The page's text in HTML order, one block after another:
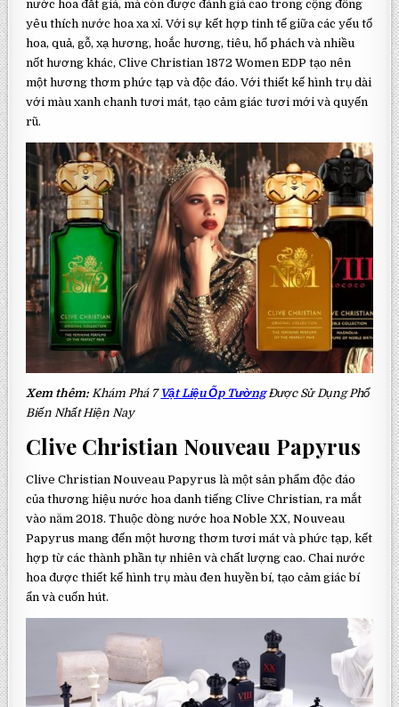
nước hoa đắt giá, mà còn được đánh giá cao trong cộng đồng
yêu thích nước hoa xa xỉ. Với sự kết hợp tinh tế giữa các yếu tố
hoa, quả, gỗ, xạ hương, hoắc hương, tiêu, hổ phách và nhiều
nốt hương khác, Clive Christian 1872 Women EDP tạo nên
một hương thơm phức tạp và độc đáo. Với thiết kế hình trụ dài
với màu xanh chanh tươi mát, tạo cảm giác tươi mới và quyến
rũ.
Xem thêm: Khám Phá 7 Vật Liệu Ốp Tường Được Sử Dụng Phổ
Biến Nhất Hiện Nay
Clive Christian Nouveau Papyrus
Clive Christian Nouveau Papyrus là một sản phẩm độc đáo
của thương hiệu nước hoa danh tiếng Clive Christian, ra mắt
vào năm 2018. Thuộc dòng nước hoa Noble XX, Nouveau
Papyrus mang đến một hương thơm tươi mát và phức tạp, kết
hợp từ các thành phần tự nhiên và chất lượng cao. Chai nước
hoa được thiết kế hình trụ màu đen huyền bí, tạo cảm giác bí
ẩn và cuốn hút.